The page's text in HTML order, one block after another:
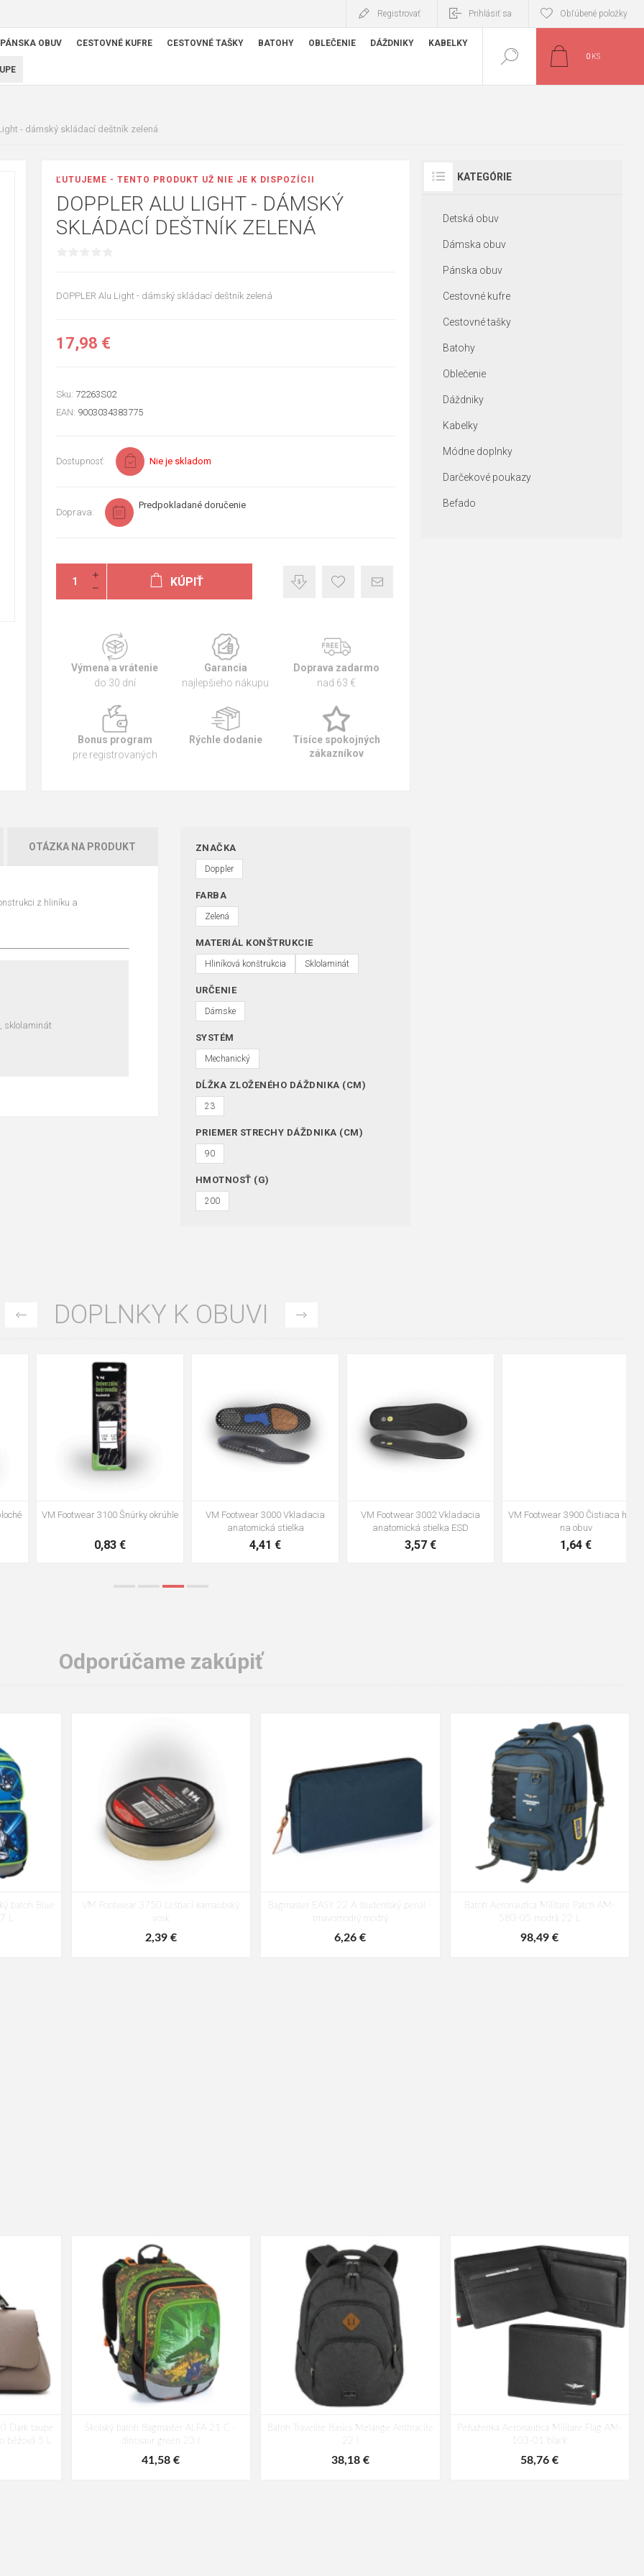
Registrovať Prihlásiť sa Obľúbené položky
PÁNSKA OBUV CESTOVNÉ KUFRE CESTOVNÉ TAŠKY BATOHY OBLEČENIE DÁŽDNIKY KABELKY
0 KS
- dámský skládací deštník zelená
ĽUTUJEME - TENTO PRODUKT UŽ NIE JE K DISPOZÍCII
DOPPLER ALU LIGHT - DÁMSKÝ
SKLÁDACÍ DEŠTNÍK ZELENÁ
DOPPLER Alu Light - dámský skládací deštník zelená
17,98 €
Sku: 72263S02
EAN: 9003034383775
Dostupnosť: Nie je skladom
Doprava:
Predpokladané doručenie
KÚPIŤ
Výmena a vrátenie
do 30 dní
Garancia
najlepšieho nákupu
Doprava zadarmo
nad 63 €
Bonus program
pre registrovaných
Rýchle dodanie
Tisíce spokojných
zákazníkov
OTÁZKA NA PRODUKT
z hliníku a
sklolaminát
ZNAČKA
Doppler
FARBA
Zelená
MATERIÁL KONŠTRUKCIE
Hliníková konštrukcia Sklolaminát
URČENIE
Dámske
SYSTÉM
Mechanický
DĹŽKA ZLOŽENÉHO DÁŽDNIKA (CM)
23
PRIEMER STRECHY DÁŽDNIKA (CM)
90
HMOTNOSŤ (G)
200
KATEGÓRIE
Detská obuv
Dámska obuv
Pánska obuv
Cestovné kufre
Cestovné tašky
Batohy
Oblečenie
Dáždniky
Kabelky
Módne doplnky
Darčekové poukazy
Befado
DOPLNKY K OBUVI
VM Footwear 3002 Vkladacia
3,57 €
40
48
VM Footwear 3900 Čistiaca huba
na obuv
1,64 €
VM Footwear 3600 Impregnace
water stop
10,04 €
Vložka Bennon ABSORBA XTR
4,16 €
Odporúčame zakúpiť
batoh Blue
L
VM Footwear 3750 Leštiaci karnaubský
vosk
2,39 €
Bagmaster EASY 22 A študentský penál -
tmavomodrý modrý
6,26 €
Batoh Aeronautica Militare Patch AM-
580-05 modrá 22 L
98,49 €
Dark taupe
béžová 5 L
Školský batoh Bagmaster ALFA 21 C -
dinosaur green 23 l
41,58 €
Batoh Travelite Basics Melange Anthracite
22 l
38,18 €
Peňaženka Aeronautica Militare Flag AM-
103-01 black
58,76 €